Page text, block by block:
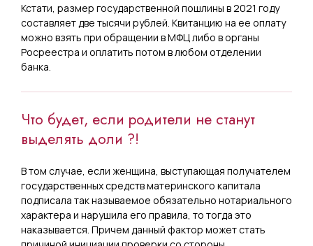
Кстати, размер государственной пошлины в 2021 году
составляет две тысячи рублей. Квитанцию на ее оплату
можно взять при обращении в МФЦ либо в органы
Росреестра и оплатить потом в любом отделении
банка.
Что будет, если родители не станут
выделять доли ?!
В том случае, если женщина, выступающая получателем
государственных средств материнского капитала
подписала так называемое обязательно нотариального
характера и нарушила его правила, то тогда это
наказывается. Причем данный фактор может стать